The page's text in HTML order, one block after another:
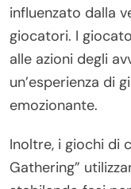
influenzato dalla
giocatori. I
alle azioni degli
un’esperienza di
emozionante.
Inoltre, i giochi di
Gathering”